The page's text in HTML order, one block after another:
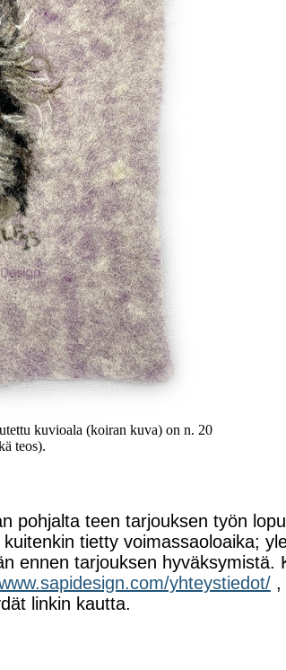
kuvioala (koiran kuva) on n. 20
teos).
pohjalta teen tarjouksen työn
tietty voimassaoloaika;
ennen tarjouksen hyväksymistä.
yhteystiedot/ ,
linkin kautta.